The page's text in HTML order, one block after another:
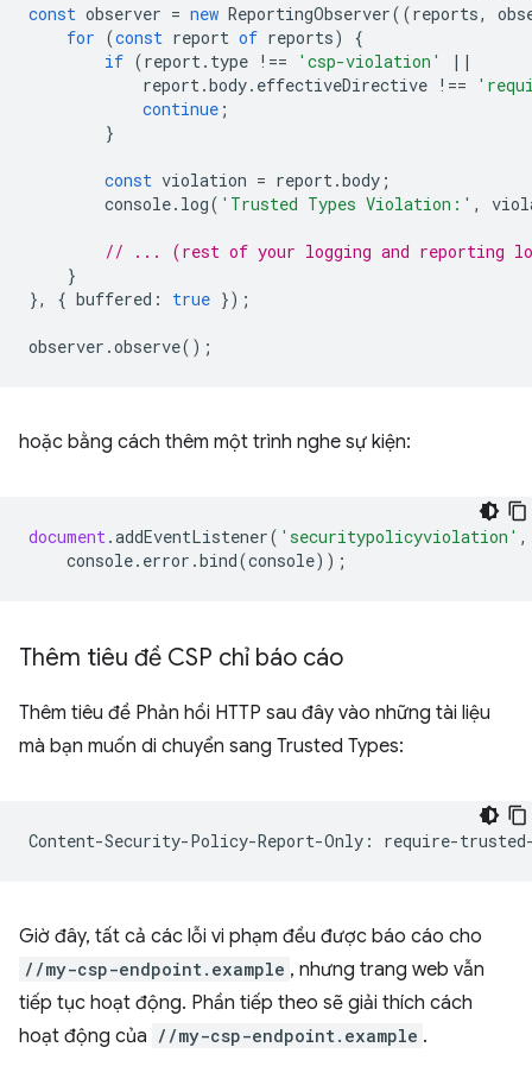
const observer = new ReportingObserver((reports,
for (const report of reports)
{
if (report. type !== 'csp-violation'
||
report.body. effectiveDirective !==
continue ;
}
const violation = report.body ;
console. log( 'Trusted Types Violation:' ,
// ... (rest of your logging and reporting
}
},
{ buffered : true });
observer .observe();
hoặc bằng cách thêm một trình nghe sự kiện:
document.addEventListener( 'securitypolicyviolation' ,
console. error .bind(console));
Thêm tiêu đề CSP chỉ báo cáo
Thêm tiêu đề Phản hồi HTTP sau đây vào những tài liệu
mà bạn muốn di chuyển sang Trusted Types:
Giờ đây, tất cả các lỗi vi phạm đều được báo cáo cho
//my-csp-endpoint.example , nhưng trang web vẫn
tiếp tục hoạt động. Phần tiếp theo sẽ giải thích cách
hoạt động của //my-csp-endpoint.example .